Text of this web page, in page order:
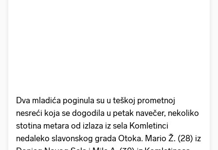
Dva mladića poginula su u teškoj prometnoj
nesreći koja se dogodila u petak navečer, nekoliko
stotina metara od izlaza iz sela Komletinci
nedaleko slavonskog grada Otoka. Mario Ž. (28) iz